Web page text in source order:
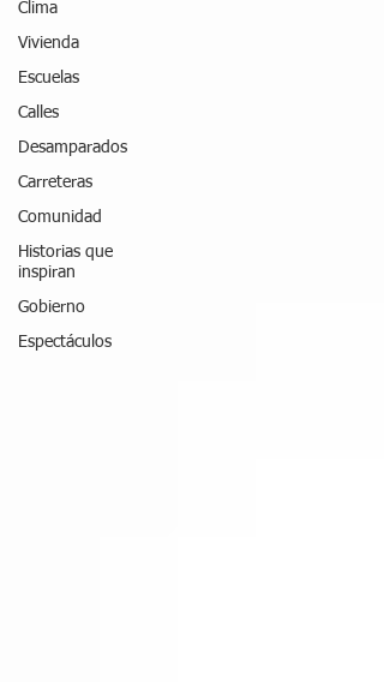
Clima
Vivienda
Escuelas
Calles
Desamparados
Carreteras
Comunidad
Historias que
inspiran
Gobierno
Espectáculos